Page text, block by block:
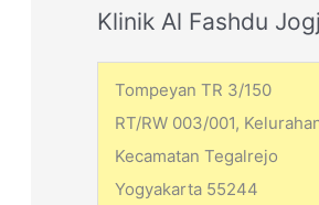
o
Klinik Al Fashdu
Tompeyan TR 3/150
RT/RW 003/001,
Kecamatan Tegalrejo
Yogyakarta 55244